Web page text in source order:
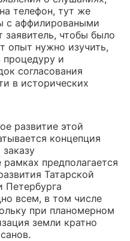
телефон, тут же
с аффилироваными
чтобы было
опыт нужно изучить,
процедуру и
согласования
в исторических
развитие этой
концепция
предполагается
Татарской
Петербурга
всем, в том числе
при планомерном
земли кратно